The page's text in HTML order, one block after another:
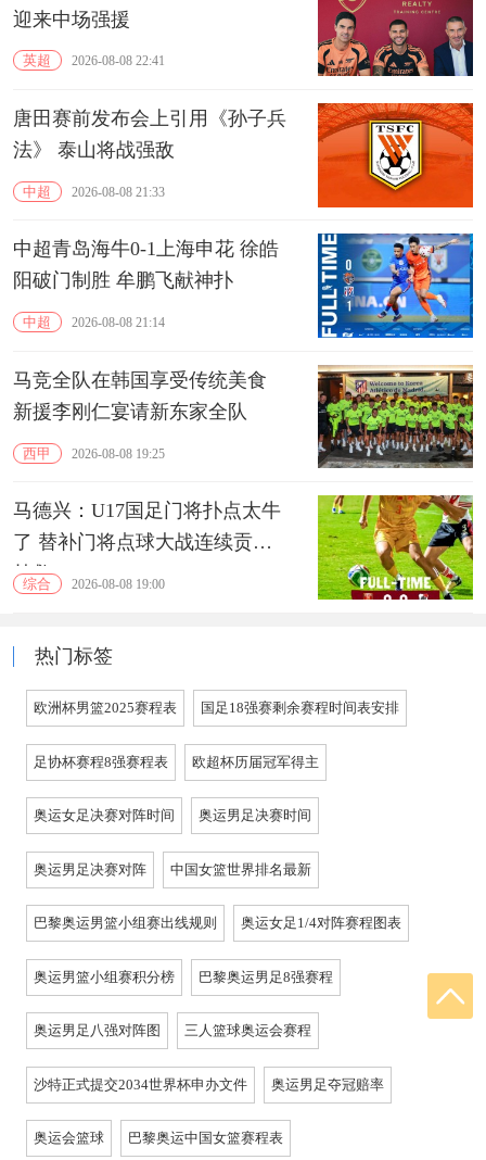
迎来中场强援
英超 2026-08-08 22:41
唐田赛前发布会上引用《孙子兵
法》 泰山将战强敌
中超 2026-08-08 21:33
中超青岛海牛0-1上海申花 徐皓
阳破门制胜 牟鹏飞献神扑
中超 2026-08-08 21:14
马竞全队在韩国享受传统美食
新援李刚仁宴请新东家全队
西甲 2026-08-08 19:25
马德兴：U17国足门将扑点太牛
了 替补门将点球大战连续贡献
扑救
综合 2026-08-08 19:00
热门标签
欧洲杯男篮2025赛程表 国足18强赛剩余赛程时间表安排
足协杯赛程8强赛程表 欧超杯历届冠军得主
奥运女足决赛对阵时间 奥运男足决赛时间
奥运男足决赛对阵 中国女篮世界排名最新
巴黎奥运男篮小组赛出线规则 奥运女足1/4对阵赛程图表
奥运男篮小组赛积分榜 巴黎奥运男足8强赛程
奥运男足八强对阵图 三人篮球奥运会赛程
沙特正式提交2034世界杯申办文件 奥运男足夺冠赔率
奥运会篮球 巴黎奥运中国女篮赛程表